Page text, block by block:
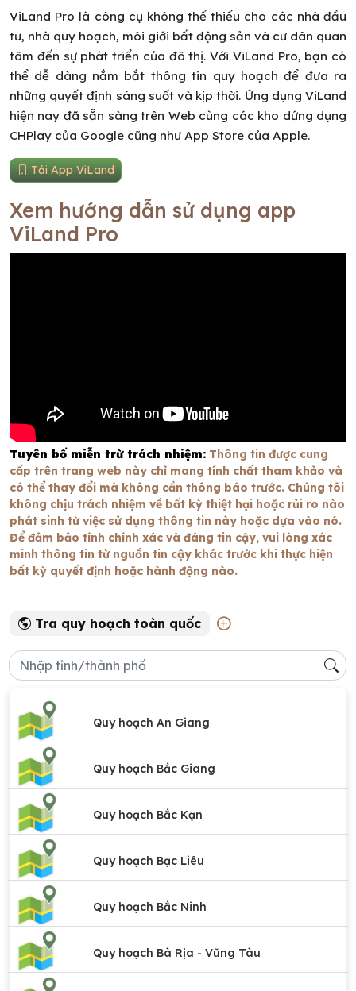
ViLand Pro là công cụ không thể thiếu cho các nhà đầu
tư, nhà quy hoạch, môi giới bất động sản và cư dân quan
tâm đến sự phát triển của đô thị. Với ViLand Pro, bạn có
thể dễ dàng nắm bắt thông tin quy hoạch để đưa ra
những quyết định sáng suốt và kịp thời. Ứng dụng ViLand
hiện nay đã sẵn sàng trên Web cùng các kho dứng dụng
CHPlay của Google cũng như App Store của Apple.
Tải App ViLand
Xem hướng dẫn sử dụng app
ViLand Pro
Tuyên bố miễn trừ trách nhiệm: Thông tin được cung
cấp trên trang web này chỉ mang tính chất tham khảo và
có thể thay đổi mà không cần thông báo trước. Chúng tôi
không chịu trách nhiệm về bất kỳ thiệt hại hoặc rủi ro nào
phát sinh từ việc sử dụng thông tin này hoặc dựa vào nó.
Để đảm bảo tính chính xác và đáng tin cậy, vui lòng xác
minh thông tin từ nguồn tin cậy khác trước khi thực hiện
bất kỳ quyết định hoặc hành động nào.
Tra quy hoạch toàn quốc
Quy hoạch An Giang
Quy hoạch Bắc Giang
Quy hoạch Bắc Kạn
Quy hoạch Bạc Liêu
Quy hoạch Bắc Ninh
Quy hoạch Bà Rịa - Vũng Tàu